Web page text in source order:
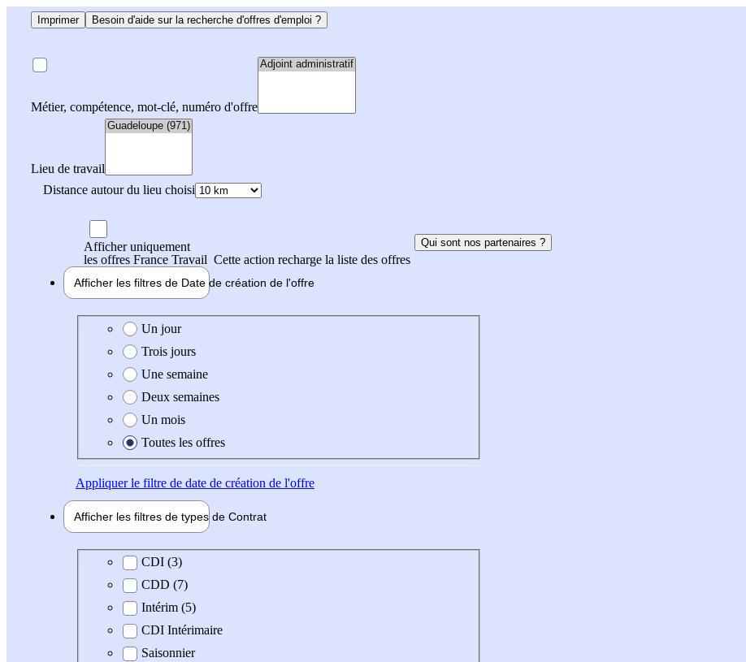
Imprimer Besoin d'aide sur la recherche d'offres d'emploi ?
Métier, compétence, mot-clé, numéro d'offre
Lieu de travail
Distance autour du lieu choisi
Afficher uniquement
les offres France Travail Cette action recharge la liste des offres
Qui sont nos partenaires ?
Afficher les filtres de Date de création de l'offre
Date de création de l'offre
Un jour
Trois jours
Une semaine
Deux semaines
Un mois
Toutes les offres
Appliquerle filtre de date de création de l'offre
Afficher les filtres de types de Contrat
Type de contrat
CDI (3)
CDD (7)
Intérim (5)
CDI Intérimaire
Saisonnier